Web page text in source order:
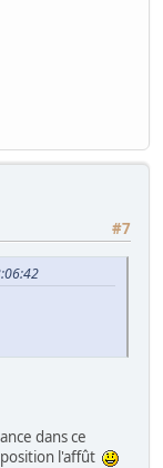
#7
dans ce
l'affût